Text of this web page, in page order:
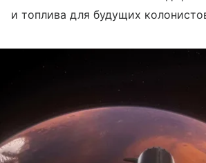
и топлива для будущих